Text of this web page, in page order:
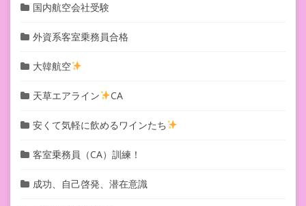
国内航空会社受験
外資系客室乗務員合格
大韓航空
天草エアライン CA
安くて気軽に飲めるワインたち
客室乗務員（CA）訓練！
成功、自己啓発、潜在意識